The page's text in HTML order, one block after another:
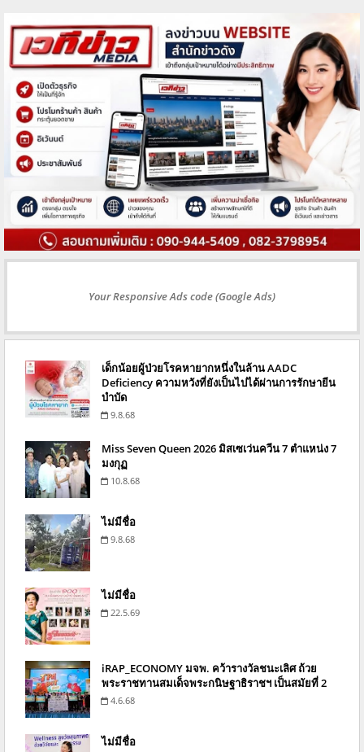
Your Responsive Ads code (Google Ads)
เด็กน้อยผู้ป่วยโรคหายากหนึ่งในล้าน AADC
Deficiency ความหวังที่ยังเป็นไปได้ผ่านการรักษายีน
บำบัด
9.8.68
Miss Seven Queen 2026 มิสเซเว่นควีน 7 ตำแหน่ง 7
มงกุฏ
10.8.68
ไม่มีชื่อ
9.8.68
ไม่มีชื่อ
22.5.69
iRAP_ECONOMY มจพ. คว้ารางวัลชนะเลิศ ถ้วย
พระราชทานสมเด็จพระกนิษฐาธิราชฯ เป็นสมัยที่ 2
4.6.68
ไม่มีชื่อ